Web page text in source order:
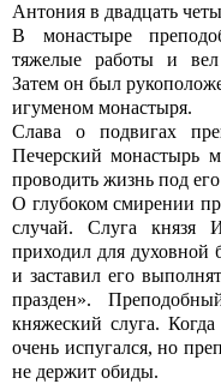
Антония в двадцать
В монастыре
тяжелые работы и
Затем он был
игуменом монастыря.
Слава о подвигах
Печерский монастырь
проводить жизнь под
О глубоком смирении
случай. Слуга князя
приходил для духовной
и заставил его
празден».
княжеский слуга.
очень испугался, но
не держит обиды.